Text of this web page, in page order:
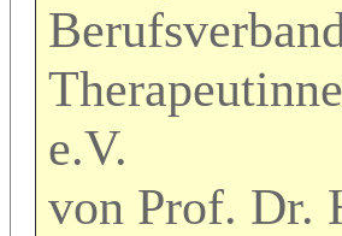
e.V.
von Prof. Dr.